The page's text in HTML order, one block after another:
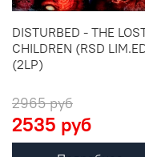
DISTURBED - THE
CHILDREN (RSD
(2LP)
2965 руб
2535 руб